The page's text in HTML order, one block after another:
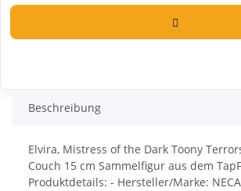
Beschreibung
Elvira, Mistress of the Dark Toony
Couch 15 cm Sammelfigur aus dem
Produktdetails: - Hersteller/Marke: